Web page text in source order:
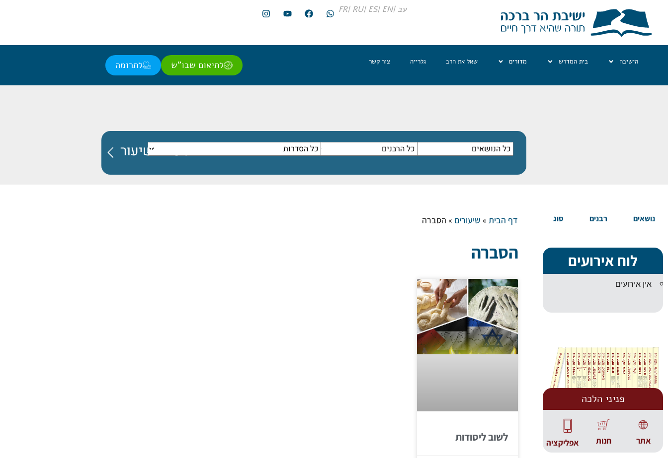
עב |EN |
ES |
RU |
FR
הישיבה בית המדרש מדורים שאל את הרב גלרייה צור קשר לתיאום שבו"ש לתרומה
נושאים רבנים סוג
לוח אירועים
אין אירועים
פניני הלכה
אתר חנות אפליקציה
דף הבית» שיעורים » הסברה
הסברה
לשוב ליסודות